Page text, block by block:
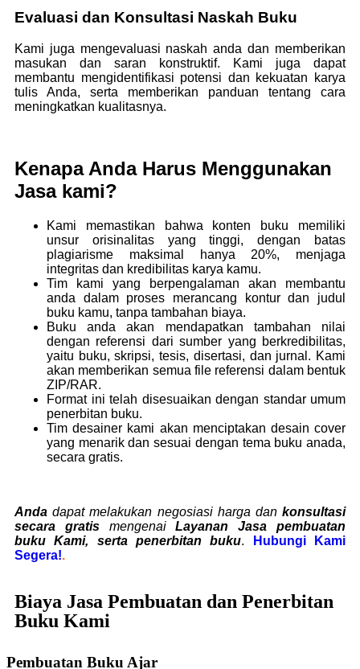
Evaluasi dan Konsultasi Naskah Buku
Kami juga mengevaluasi naskah anda dan memberikan
masukan dan saran konstruktif. Kami juga dapat
membantu mengidentifikasi potensi dan kekuatan karya
tulis Anda, serta memberikan panduan tentang cara
meningkatkan kualitasnya.
Kenapa Anda Harus Menggunakan
Jasa kami?
Kami memastikan bahwa konten buku memiliki
unsur orisinalitas yang tinggi, dengan batas
plagiarisme maksimal hanya 20%, menjaga
integritas dan kredibilitas karya kamu.
Tim kami yang berpengalaman akan membantu
anda dalam proses merancang kontur dan judul
buku kamu, tanpa tambahan biaya.
Buku anda akan mendapatkan tambahan nilai
dengan referensi dari sumber yang berkredibilitas,
yaitu buku, skripsi, tesis, disertasi, dan jurnal. Kami
akan memberikan semua file referensi dalam bentuk
ZIP/RAR.
Format ini telah disesuaikan dengan standar umum
penerbitan buku.
Tim desainer kami akan menciptakan desain cover
yang menarik dan sesuai dengan tema buku anada,
secara gratis.
Anda dapat melakukan negosiasi harga dan konsultasi
secara gratismengenaiLayanan Jasa pembuatan
buku Kami, serta penerbitan buku.
Hubungi Kami
Segera!.
Biaya Jasa Pembuatan dan Penerbitan
Buku Kami
Pembuatan Buku Ajar